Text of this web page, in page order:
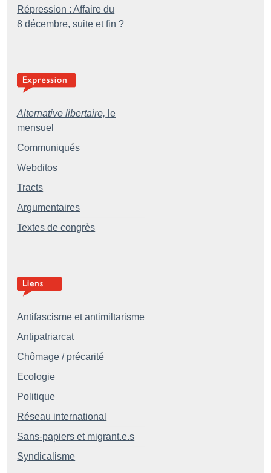
Répression : Affaire du
8 décembre, suite et fin ?
Alternative libertaire, le
mensuel
Communiqués
Webditos
Tracts
Argumentaires
Textes de congrès
Antifascisme et antimiltarisme
Antipatriarcat
Chômage / précarité
Ecologie
Politique
Réseau international
Sans-papiers et migrant.e.s
Syndicalisme